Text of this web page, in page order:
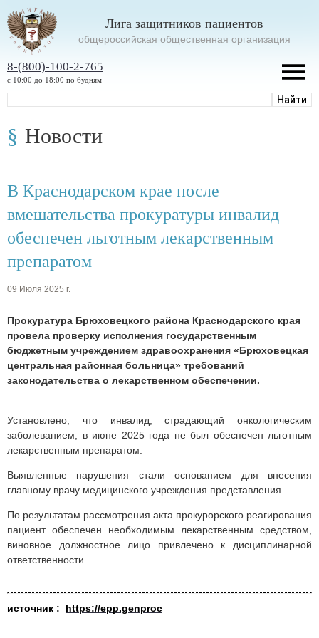
Лига защитников пациентов
oбщероссийская общественная организация
8-(800)-100-2-765
с 10:00 до 18:00 по будням
Новости
В Краснодарском крае после
вмешательства прокуратуры инвалид
обеспечен льготным лекарственным
препаратом
09 Июля 2025 г.
Прокуратура Брюховецкого района Краснодарского края
провела проверку исполнения государственным
бюджетным учреждением здравоохранения «Брюховецкая
центральная районная больница» требований
законодательства о лекарственном обеспечении.
Установлено, что инвалид, страдающий онкологическим
заболеванием, в июне 2025 года не был обеспечен льготным
лекарственным препаратом.
Выявленные нарушения стали основанием для внесения
главному врачу медицинского учреждения представления.
По результатам рассмотрения акта прокурорского реагирования
пациент обеспечен необходимым лекарственным средством,
виновное должностное лицо привлечено к дисциплинарной
ответственности.
источник : https://epp.genproc